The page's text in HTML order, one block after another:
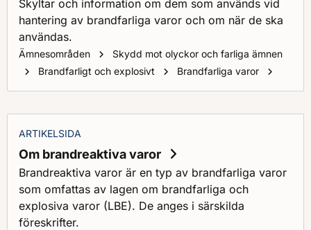
Skyltar och information om dem som används vid
hantering av brandfarliga varor och om när de ska
användas.
Ämnesområden
Skydd mot olyckor och farliga ämnen
Brandfarligt och explosivt
Brandfarliga varor
ARTIKELSIDA
Om brandreaktiva varor
Brandreaktiva varor är en typ av brandfarliga varor
som omfattas av lagen om brandfarliga och
explosiva varor (LBE). De anges i särskilda
föreskrifter.